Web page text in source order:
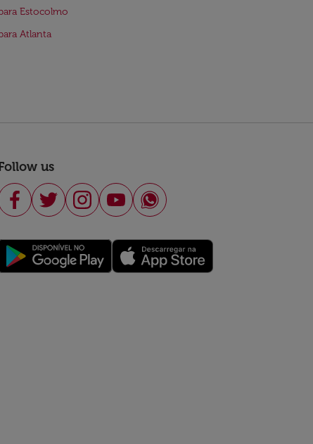
Estocolmo
Atlanta
us